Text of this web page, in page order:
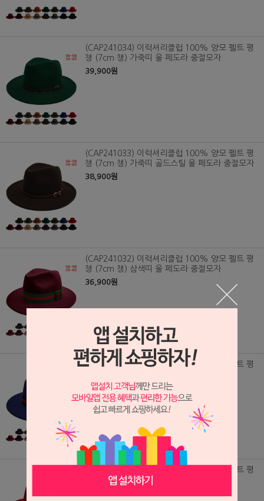
(CAP241034) 이럭셔리클럽 100% 양모 펠트 평
챙 (7cm 챙) 가죽띠 울 페도라 중절모자
39,900원
(CAP241033) 이럭셔리클럽 100% 양모 펠트 평
챙 (7cm 챙) 가죽띠 골드스틸 울 페도라 중절모자
38,900원
(CAP241032) 이럭셔리클럽 100% 양모 펠트 평
챙 (7cm 챙) 삼색띠 울 페도라 중절모자
36,900원
(CAP241031) 이럭셔리클럽 100% 양모 펠트 평
36,900원
(CAP241030) 이럭셔리클럽 100% 양모 펠트 평
챙 (7cm 챙) 리본띠 울 페도라 중절모자